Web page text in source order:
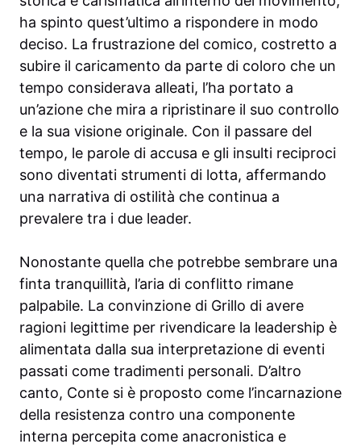
ha spinto quest’ultimo a rispondere in modo
deciso. La frustrazione del comico, costretto a
subire il caricamento da parte di coloro che un
tempo considerava alleati, l’ha portato a
un’azione che mira a ripristinare il suo controllo
e la sua visione originale. Con il passare del
tempo, le parole di accusa e gli insulti reciproci
sono diventati strumenti di lotta, affermando
una narrativa di ostilità che continua a
prevalere tra i due leader.
Nonostante quella che potrebbe sembrare una
finta tranquillità, l’aria di conflitto rimane
palpabile. La convinzione di Grillo di avere
ragioni legittime per rivendicare la leadership è
alimentata dalla sua interpretazione di eventi
passati come tradimenti personali. D’altro
canto, Conte si è proposto come l’incarnazione
della resistenza contro una componente
interna percepita come anacronistica e